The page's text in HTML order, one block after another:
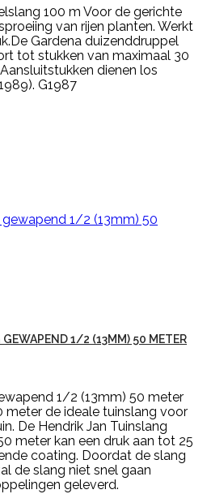
100 m Voor de gerichte
van rijen planten. Werkt
Gardena duizenddruppel
tot stukken van maximaal 30
dienen los
G1987
1/2 (13MM) 50 METER
1/2 (13mm) 50 meter
meter de ideale tuinslang voor
De Hendrik Jan Tuinslang
meter kan een druk aan tot 25
coating. Doordat de slang
de slang niet snel gaan
geleverd.